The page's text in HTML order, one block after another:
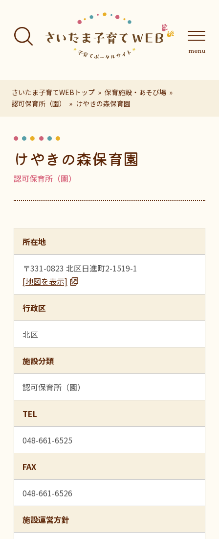
さいたま子育てWEBトップ
保育施設・あそび場
認可保育所（園）
けやきの森保育園
けやきの森保育園
認可保育所（園）
所在地
〒331-0823 北区日進町2-1519-1
[地図を表示]
行政区
北区
施設分類
認可保育所（園）
TEL
048-661-6525
FAX
048-661-6526
施設運営方針